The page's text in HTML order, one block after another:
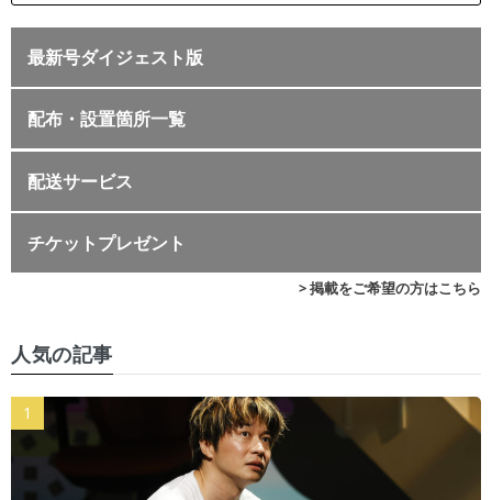
最新号ダイジェスト版
配布・設置箇所一覧
配送サービス
チケットプレゼント
> 掲載をご希望の方はこちら
人気の記事